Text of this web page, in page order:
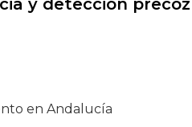
y detección